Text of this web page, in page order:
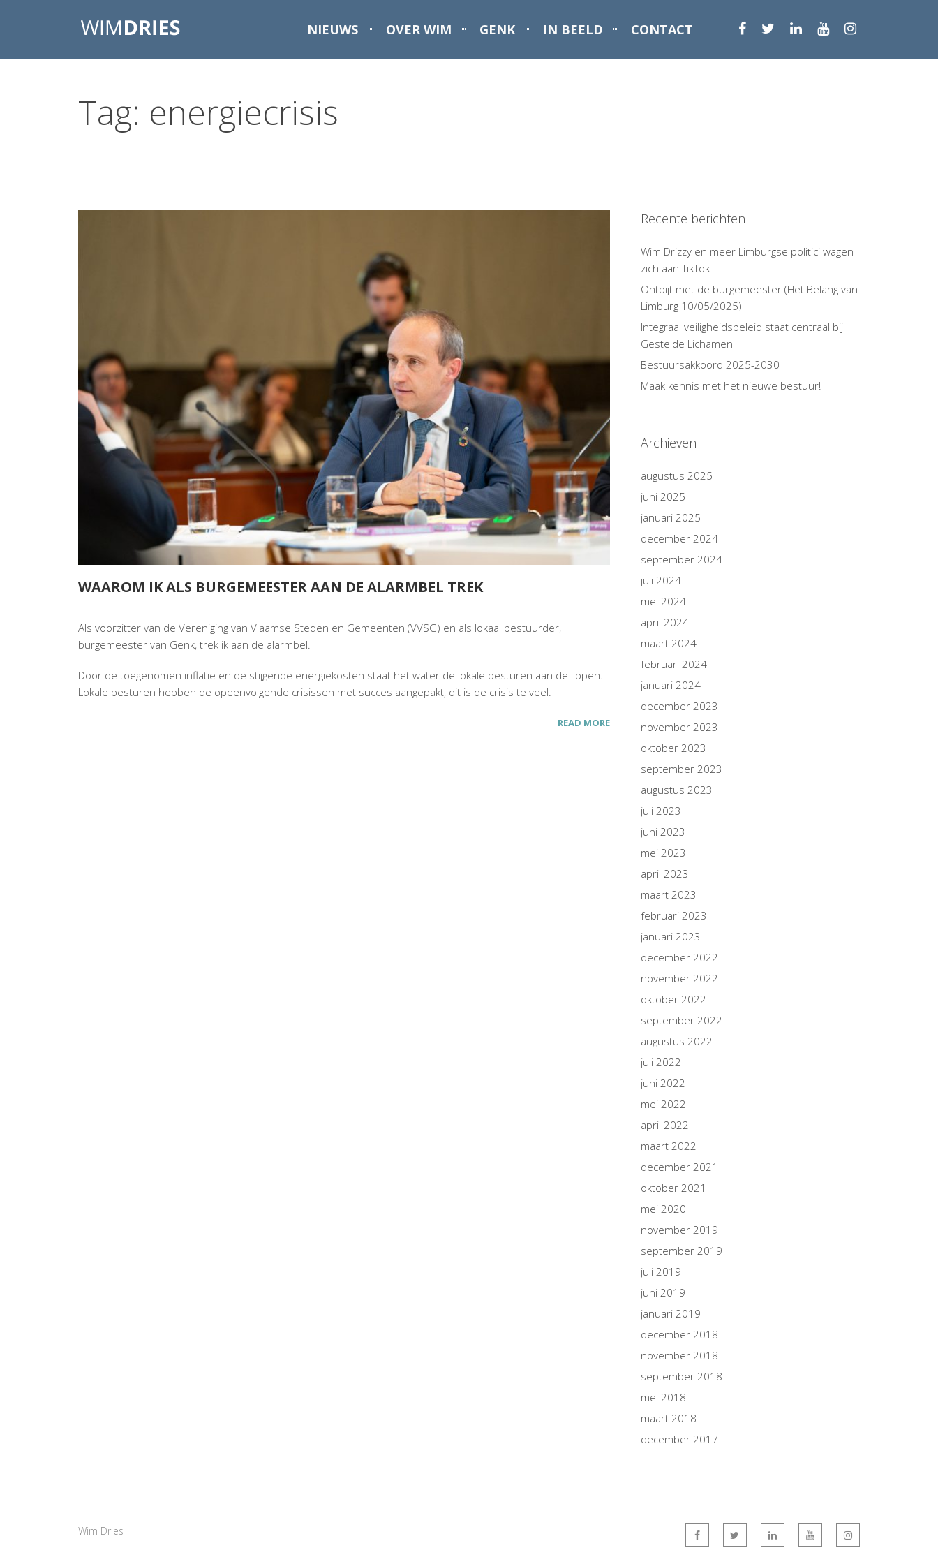
NIEUWS OVER WIM GENK IN BEELD CONTACT
Tag: energiecrisis
WAAROM IK ALS BURGEMEESTER AAN DE ALARMBEL TREK
Als voorzitter van de Vereniging van Vlaamse Steden en Gemeenten (VVSG) en als lokaal bestuurder,
burgemeester van Genk, trek ik aan de alarmbel.
Door de toegenomen inflatie en de stijgende energiekosten staat het water de lokale besturen aan de lippen.
Lokale besturen hebben de opeenvolgende crisissen met succes aangepakt, dit is de crisis te veel.
READ MORE
Recente berichten
Wim Drizzy en meer Limburgse politici wagen
zich aan TikTok
Ontbijt met de burgemeester (Het Belang van
Limburg 10/05/2025)
Integraal veiligheidsbeleid staat centraal bij
Gestelde Lichamen
Bestuursakkoord 2025-2030
Maak kennis met het nieuwe bestuur!
Archieven
augustus 2025
juni 2025
januari 2025
december 2024
september 2024
juli 2024
mei 2024
april 2024
maart 2024
februari 2024
januari 2024
december 2023
november 2023
oktober 2023
september 2023
augustus 2023
juli 2023
juni 2023
mei 2023
april 2023
maart 2023
februari 2023
januari 2023
december 2022
november 2022
oktober 2022
september 2022
augustus 2022
juli 2022
juni 2022
mei 2022
april 2022
maart 2022
december 2021
oktober 2021
mei 2020
november 2019
september 2019
juli 2019
juni 2019
januari 2019
december 2018
november 2018
september 2018
mei 2018
maart 2018
december 2017
Wim Dries